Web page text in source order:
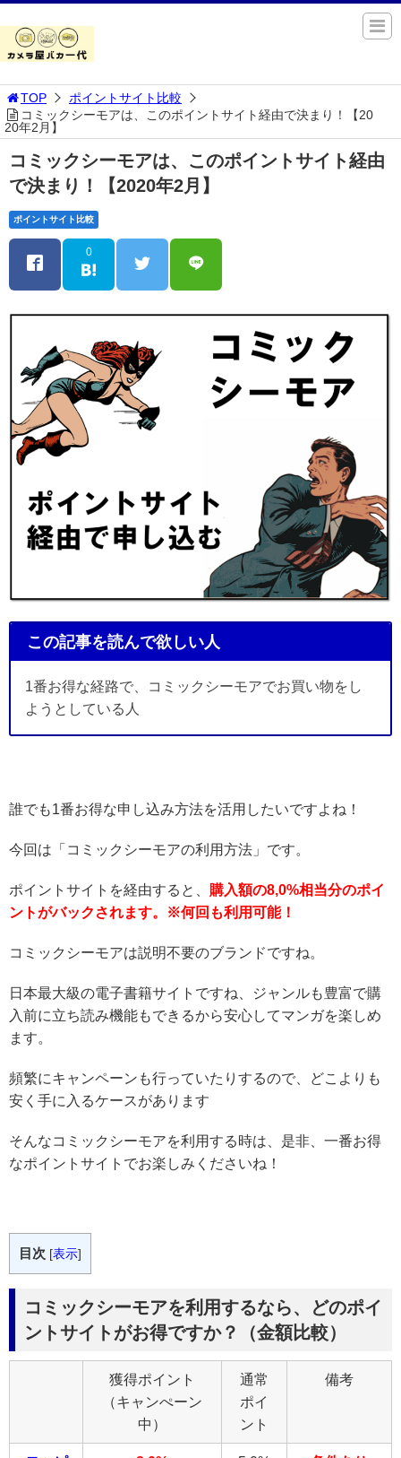
TOP
ポイントサイト比較
コミックシーモアは、このポイントサイト経由で決まり！【20
20年2月】
コミックシーモアは、このポイントサイト経由
で決まり！【2020年2月】
ポイントサイト比較
0
この記事を読んで欲しい人
1番お得な経路で、コミックシーモアでお買い物をし
ようとしている人
誰でも1番お得な申し込み方法を活用したいですよね！
今回は「コミックシーモアの利用方法」です。
ポイントサイトを経由すると、 購入額の8,0%相当分のポイ
ントがバックされます。※何回も利用可能！
コミックシーモアは説明不要のブランドですね。
日本最大級の電子書籍サイトですね、ジャンルも豊富で購
入前に立ち読み機能もできるから安心してマンガを楽しめ
ます。
頻繁にキャンペーンも行っていたりするので、どこよりも
安く手に入るケースがあります
そんなコミックシーモアを利用する時は、是非、一番お得
なポイントサイトでお楽しみくださいね！
目次 [表示]
コミックシーモアを利用するなら、どのポイ
ントサイトがお得ですか？（金額比較）
獲得ポイント
（キャンぺーン
中）
通常
ポイ
ント
備考